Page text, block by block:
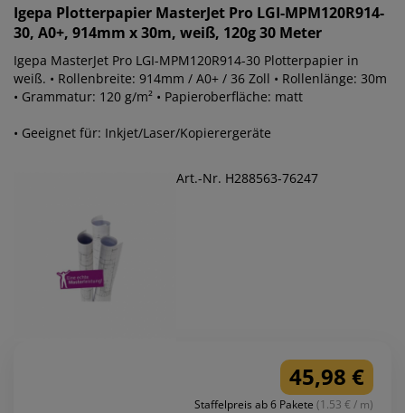
Igepa Plotterpapier MasterJet Pro LGI-MPM120R914-
30, A0+, 914mm x 30m, weiß, 120g 30 Meter
Igepa MasterJet Pro LGI-MPM120R914-30 Plotterpapier in
weiß. • Rollenbreite: 914mm / A0+ / 36 Zoll • Rollenlänge: 30m
• Grammatur: 120 g/m² • Papieroberfläche: matt
• Geeignet für: Inkjet/Laser/Kopierergeräte
Art.-Nr. H288563-76247
45,98 €
Staffelpreis ab 6 Pakete (1.53 € / m)